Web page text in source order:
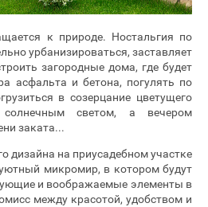
к природе. Ностальгия по
урбанизироваться, заставляет
загородные дома, где будет
асфальта и бетона, погулять по
в созерцание цветущего
светом, а вечером
заката...
на приусадебном участке
микромир, в котором будут
и воображаемые элементы в
между красотой, удобством и